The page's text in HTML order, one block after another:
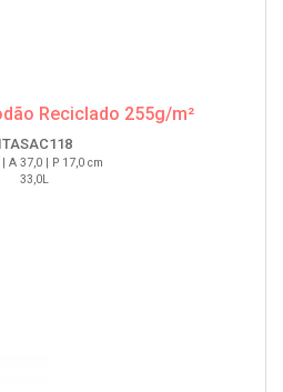
Reciclado 255g/m²
ITASAC118
A 37,0 | P 17,0 cm
33,0L